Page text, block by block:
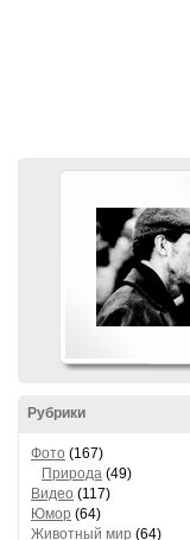
Рубрики
Фото (167)
Природа (49)
Видео (117)
Юмор (64)
Животный мир (64)